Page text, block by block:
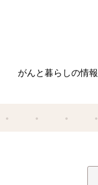
がんと暮らしの情報